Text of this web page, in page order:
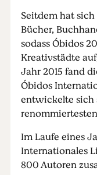
Seitdem hat
Bücher,
sodass Óbidos
Kreativstädte
Jahr 2015 fand
Óbidos
entwickelte sich
Im Laufe eines
Internationales
800 Autoren